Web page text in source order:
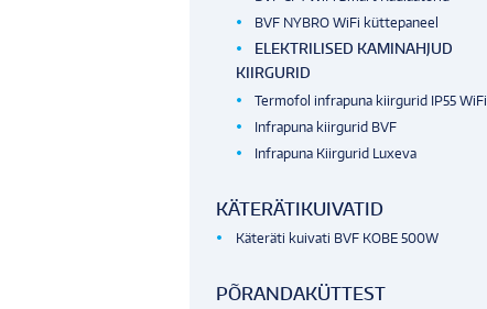
BVF NYBRO WiFi küttepaneel
ELEKTRILISED KAMINAHJUD
KIIRGURID
Termofol infrapuna kiirgurid IP55 WiFi
Infrapuna kiirgurid BVF
Infrapuna Kiirgurid Luxeva
KÄTERÄTIKUIVATID
Käteräti kuivati BVF KOBE 500W
PÕRANDAKÜTTEST